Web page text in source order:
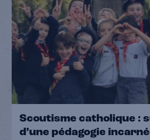
l’organisation du camp et les
essentielles au bon déroulement
la sécurité de tous. Un échange
et utile, au service des jeunes et
encadrants. Retrouve la vidéo sur
partenariat ici !
Scoutisme catholique :
d’une pédagogie